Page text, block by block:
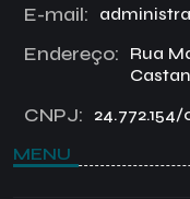
E-mail:
Endereço:
Rua
CNPJ:
MENU